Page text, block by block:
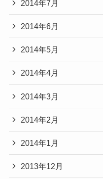
2014年7月
2014年6月
2014年5月
2014年4月
2014年3月
2014年2月
2014年1月
2013年12月